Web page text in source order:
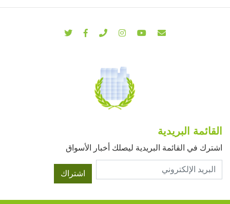
القائمة البريدية
اشترك في القائمة البريدية ليصلك أخبار الأسواق
اشتراك